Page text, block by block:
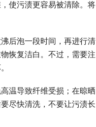
使污渍更容易被清除。将
后泡一段时间，再进行清
恢复洁白。不过，需要注
温导致纤维受损；在晾晒
尽快清洗，不要让污渍长